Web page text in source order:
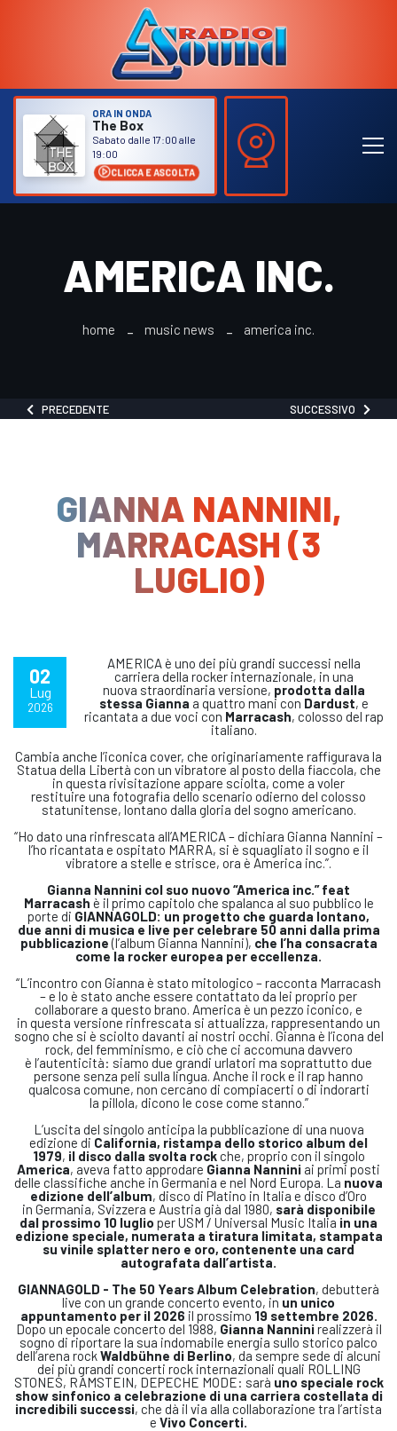
ORA IN ONDA
The Box
Sabato dalle 17:00 alle
19:00
CLICCA E ASCOLTA
AMERICA INC.
home music news america inc.
PRECEDENTE SUCCESSIVO
GIANNA NANNINI,
MARRACASH (3
LUGLIO)
02
Lug
2026
AMERICA è uno dei più grandi successi nella
carriera della rocker internazionale, in una
nuova straordinaria versione, prodotta dalla
stessa Gianna a quattro mani con Dardust, e
ricantata a due voci con Marracash, colosso del rap
italiano.
Cambia anche l’iconica cover, che originariamente raffigurava la
Statua della Libertà con un vibratore al posto della fiaccola, che
in questa rivisitazione appare sciolta, come a voler
restituire una fotografia dello scenario odierno del colosso
statunitense, lontano dalla gloria del sogno americano.
“Ho dato una rinfrescata all’AMERICA – dichiara Gianna Nannini –
l’ho ricantata e ospitato MARRA, si è squagliato il sogno e il
vibratore a stelle e strisce, ora è America inc.”.
Gianna Nannini col suo nuovo “America inc.” feat
Marracash è il primo capitolo che spalanca al suo pubblico le
porte di GIANNAGOLD: un progetto che guarda lontano,
due anni di musica e live per celebrare 50 anni dalla prima
pubblicazione(l’album Gianna Nannini), che l’ha consacrata
come la rocker europea per eccellenza.
“L’incontro con Gianna è stato mitologico – racconta Marracash
– e lo è stato anche essere contattato da lei proprio per
collaborare a questo brano. America è un pezzo iconico, e
in questa versione rinfrescata si attualizza, rappresentando un
sogno che si è sciolto davanti ai nostri occhi. Gianna è l’icona del
rock, del femminismo, e ciò che ci accomuna davvero
è l’autenticità: siamo due grandi urlatori ma soprattutto due
persone senza peli sulla lingua. Anche il rock e il rap hanno
qualcosa comune, non cercano di compiacerti o di indorarti
la pillola, dicono le cose come stanno.”
L’uscita del singolo anticipa la pubblicazione di una nuova
edizione di California, ristampa dello storico album del
1979, il disco dalla svolta rockche, proprio con il singolo
America, aveva fatto approdare Gianna Nannini ai primi posti
delle classifiche anche in Germania e nel Nord Europa. La nuova
edizione dell’album, disco di Platino in Italia e disco d’Oro
in Germania, Svizzera e Austria già dal 1980, sarà disponibile
dal prossimo 10 luglio per USM / Universal Music Italia in una
edizione speciale, numerata a tiratura limitata, stampata
su vinile splatter nero e oro, contenente una card
autografata dall’artista.
GIANNAGOLD - The 50 Years Album Celebration, debutterà
live con un grande concerto evento, in un unico
appuntamento per il 2026 il prossimo 19 settembre 2026.
Dopo un epocale concerto del 1988, Gianna Nanninirealizzerà il
sogno di riportare la sua indomabile energia sullo storico palco
dell’arena rockWaldbühne di Berlino, da sempre sede di alcuni
dei più grandi concerti rock internazionali quali ROLLING
STONES, RAMSTEIN, DEPECHE MODE: sarà uno speciale rock
show sinfonico a celebrazione di una carriera costellata di
incredibili successi, che dà il via alla collaborazione tra l’artista
e Vivo Concerti.